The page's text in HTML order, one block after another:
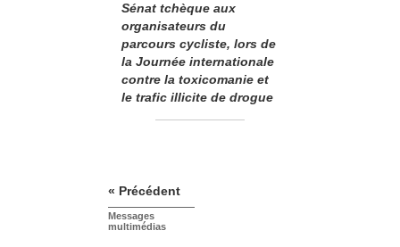
Sénat tchèque aux
organisateurs du
parcours cycliste, lors de
la Journée internationale
contre la toxicomanie et
le trafic illicite de drogue
« Précédent
Messages
multimédias